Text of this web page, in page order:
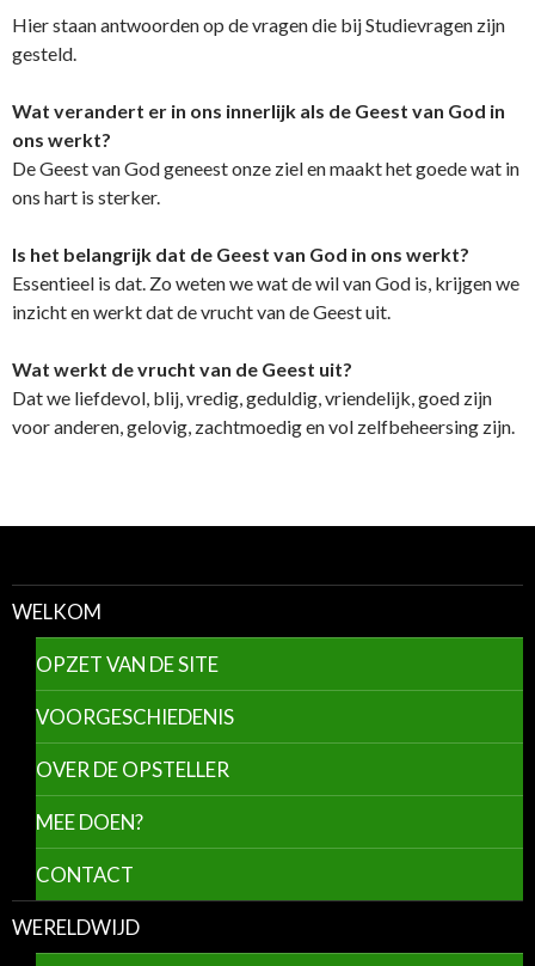
Hier staan antwoorden op de vragen die bij Studievragen zijn
gesteld.
Wat verandert er in ons innerlijk als de Geest van God in
ons werkt?
De Geest van God geneest onze ziel en maakt het goede wat in
ons hart is sterker.
Is het belangrijk dat de Geest van God in ons werkt?
Essentieel is dat. Zo weten we wat de wil van God is, krijgen we
inzicht en werkt dat de vrucht van de Geest uit.
Wat werkt de vrucht van de Geest uit?
Dat we liefdevol, blij, vredig, geduldig, vriendelijk, goed zijn
voor anderen, gelovig, zachtmoedig en vol zelfbeheersing zijn.
WELKOM
OPZET VAN DE SITE
VOORGESCHIEDENIS
OVER DE OPSTELLER
MEE DOEN?
CONTACT
WERELDWIJD